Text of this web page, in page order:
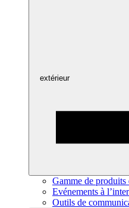
extérieur
Gamme de produits
Evénements à
Outils de